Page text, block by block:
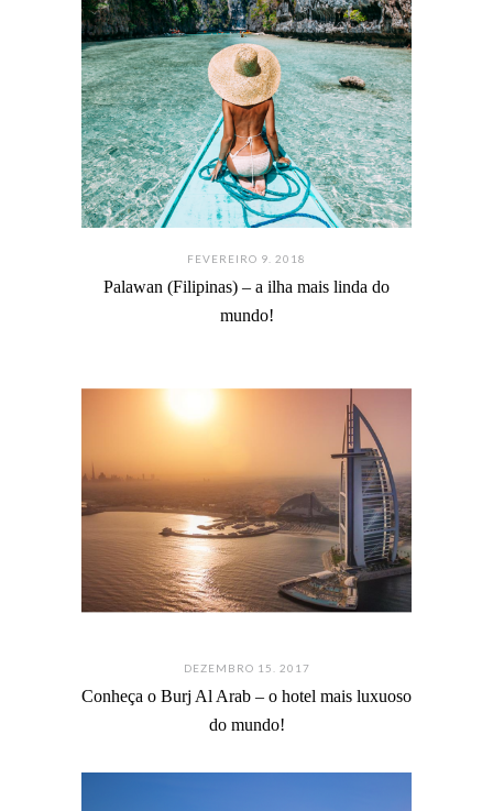
FEVEREIRO 9. 2018
Palawan (Filipinas) – a ilha mais linda do
mundo!
DEZEMBRO 15. 2017
Conheça o Burj Al Arab – o hotel mais luxuoso
do mundo!